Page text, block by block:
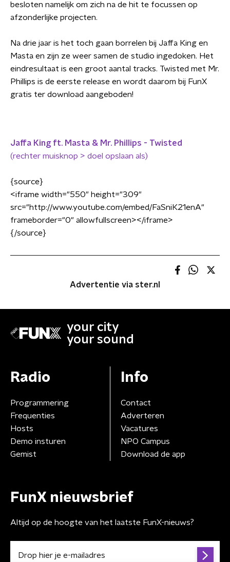
besloten namelijk om zich na de hit te focussen op
afzonderlijke projecten.
Na drie jaar is het toch gaan borrelen bij Jaffa King en
Masta en zijn ze weer samen de studio ingedoken. Het
eindresultaat is een groot aantal tracks. Twisted met Mr.
Phillips is de eerste release en wordt daarom bij FunX
gratis ter download aangeboden!
Jaffa King ft. Masta & Mr. Phillips - Twisted
(rechter muisknop > doel opslaan als)
{source}
<iframe width="550" height="309"
src="http://www.youtube.com/embed/FaSniK21enA"
frameborder="0" allowfullscreen></iframe>
{/source}
Advertentie via ster.nl
your city
your sound
Radio
Programmering
Frequenties
Hosts
Demo insturen
Gemist
Info
Contact
Adverteren
Vacatures
NPO Campus
Download de app
FunX nieuwsbrief
Altijd op de hoogte van het laatste FunX-nieuws?